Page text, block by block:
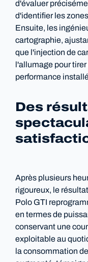
d'évaluer
d'identifier les
Ensuite, les
cartographie,
que l'injection de
l'allumage pour
performance
Des
Après plusieurs
rigoureux, le
Polo GTI
en termes de
conservant une
exploitable au
la consommation